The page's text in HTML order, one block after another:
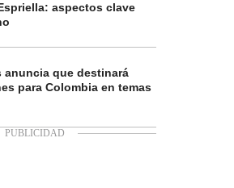
aspectos clave
anuncia que destinará
para Colombia en temas